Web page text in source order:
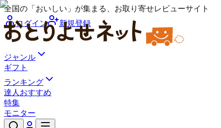
全国の「おいしい」が集まる、お取り寄せレビューサイト
ログイン
新規登録
ジャンル
ギフト
ランキング
達人おすすめ
特集
モニター